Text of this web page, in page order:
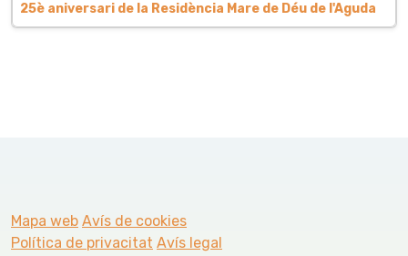
25è aniversari de la Residència Mare de Déu de l'Aguda
Mapa web Avís de cookies
Política de privacitat Avís legal